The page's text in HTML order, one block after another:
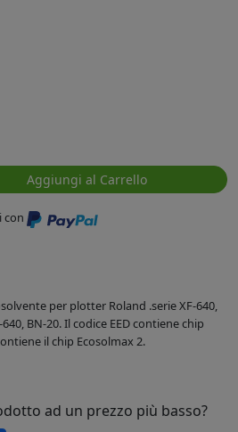
Aggiungi al Carrello
con
per plotter Roland .serie XF-640,
BN-20. Il codice EED contiene chip
il chip Ecosolmax 2.
ad un prezzo più basso?